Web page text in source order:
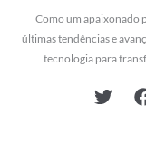
Como um apaixonado
últimas tendências e
tecnologia para